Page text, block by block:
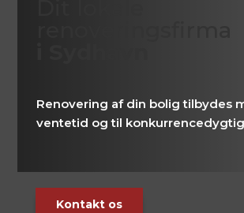
Renovering af din bolig tilbydes
ventetid og til
Kontakt os